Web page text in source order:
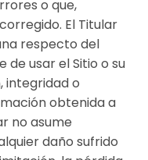
o que,
El Titular
respecto del
usar el Sitio o su
integridad o
obtenida a
no asume
daño sufrido